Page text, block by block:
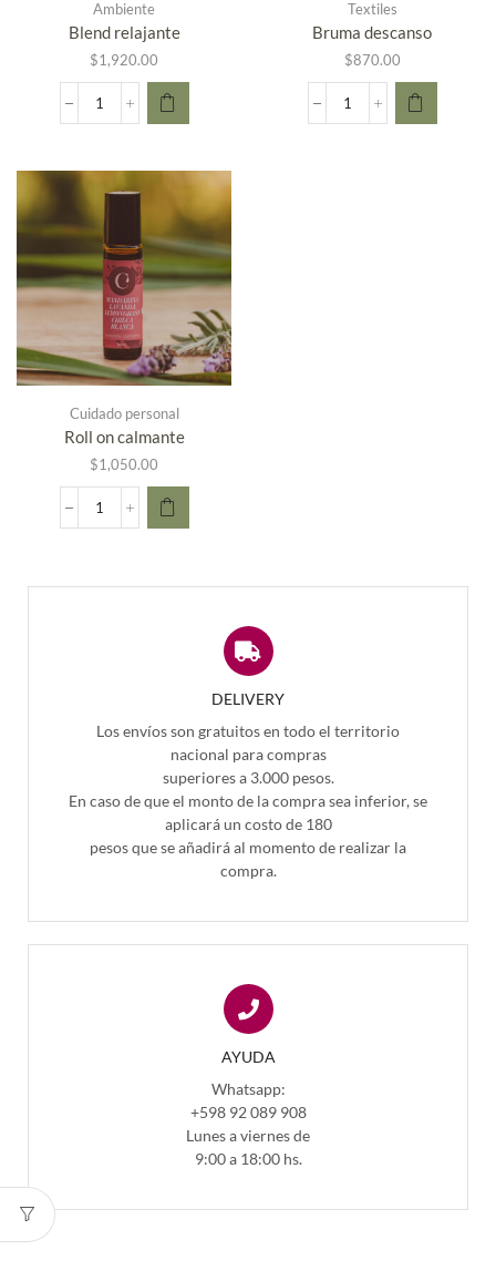
Ambiente
Blend relajante
$1,920.00
Textiles
Bruma descanso
$870.00
Cuidado personal
Roll on calmante
$1,050.00
DELIVERY
Los envíos son gratuitos en todo el territorio
nacional para compras
superiores a 3.000 pesos.
En caso de que el monto de la compra sea inferior, se
aplicará un costo de 180
pesos que se añadirá al momento de realizar la
compra.
AYUDA
Whatsapp:
+598 92 089 908
Lunes a viernes de
9:00 a 18:00 hs.